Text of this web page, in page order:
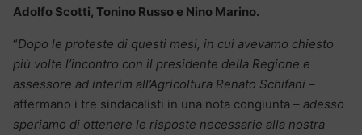
Adolfo Scotti, Tonino Russo e Nino Marino.
“Dopo le proteste di questi mesi, in cui avevamo chiesto
più volte l’incontro con il presidente della Regione e
assessore ad interim all’Agricoltura Renato Schifani –
affermano i tre sindacalisti in una nota congiunta – adesso
speriamo di ottenere le risposte necessarie alla nostra